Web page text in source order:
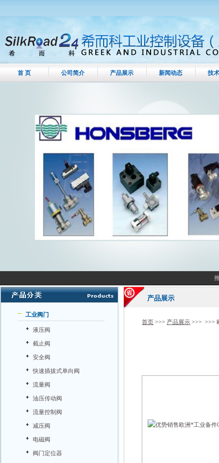
首 页 公司简介 产品展示 新闻动态 技
工业阀门
液压阀
截止阀
安全阀
快速插拔式单向阀
流量阀
油压传动阀
流量控制阀
减压阀
电磁阀
阀门定位器
产品展示
首页 >>> 产品展示 >>> >>>